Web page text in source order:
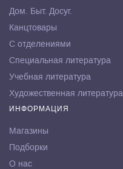
Дом. Быт. Досуг.
Канцтовары
С отделениями
Специальная литература
Учебная литература
Художественная литература
ИНФОРМАЦИЯ
Магазины
Подборки
О нас